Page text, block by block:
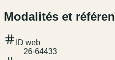
Modalités et
ID web
26-64433